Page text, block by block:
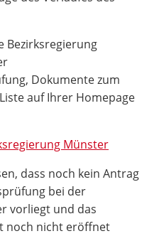
Bezirksregierung
Dokumente zum
auf Ihrer Homepage
Münster
dass noch kein Antrag
bei der
vorliegt und das
noch nicht eröffnet